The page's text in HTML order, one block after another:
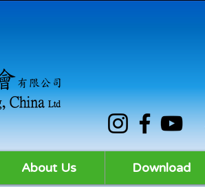
About Us Download